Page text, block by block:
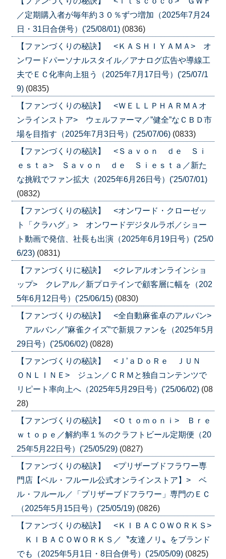
／定期購入者が毎年約３０％ずつ増加（2025年7月24
日・31日合併号）('25/08/01) (0836)
【ファンづくりの秘訣】 <ＫＡＳＨＩＹＡＭＡ> オ
ンワードパーソナルスタイル／アナログ広告や導線工
夫でＥＣ化率向上狙う（2025年7月17日号）('25/07/1
9) (0835)
【ファンづくりの秘訣】 <ＷＥＬＬＰＨＡＲＭＡオ
ンラインストア> ウェルファーマ／”健全”なＣＢＤ市
場を目指す（2025年7月3日号）('25/07/06) (0833)
【ファンづくりの秘訣】 <Ｓａｖｏｎ ｄｅ Ｓｉ
ｅｓｔａ> Ｓａｖｏｎ ｄｅ Ｓｉｅｓｔａ／新た
な挑戦でファン拡大（2025年6月26日号）('25/07/01)
(0832)
【ファンづくりの秘訣】 <オンワード・クローゼッ
ト「クラハグ」> オンワードデジタルラボ／ショー
ト動画で発信、社長も出演（2025年6月19日号）('25/0
6/23) (0831)
【ファンづくりに秘訣】 <クレアルオンラインショ
ップ> クレアル／新プロテインで顧客層に幅を（202
5年6月12日号）('25/06/15) (0830)
【ファンづくりの秘訣】 <全自動麻雀卓のアルバン>
アルバン／”麻雀クイズ”で新規ファンを（2025年5月
29日号）('25/06/02) (0828)
【ファンづくりの秘訣】 <Ｊ’ａＤｏＲｅ ＪＵＮ
ＯＮＬＩＮＥ> ジュン／ＣＲＭと独自コンテンツで
リピート率向上へ（2025年5月29日号）('25/06/02) (08
28)
【ファンづくりの秘訣】 <Ｏｔｏｍｏｎｉ> Ｂｒｅ
ｗｔｏｐｅ／解約率１％のクラフトビール定期便（20
25年5月22日号）('25/05/29) (0827)
【ファンづくりの秘訣】 <プリザーブドフラワー専
門店【ベル・フルール公式オンラインストア】> ベ
ル・フルール／「プリザーブドフラワー」専門のＥＣ
（2025年5月15日号）('25/05/19) (0826)
【ファンづくりの秘訣】 <ＫＩＢＡＣＯＷＯＲＫＳ>
ＫＩＢＡＣＯＷＯＲＫＳ／〝友達ノリ〟をブランド
でも（2025年5月1日・8日合併号）('25/05/09) (0825)